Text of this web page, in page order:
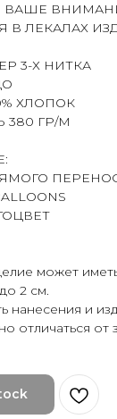
ВАШЕ
В ЛЕКАЛАХ
3-Х НИТКА
ХЛОПОК
380 ГР/М
может
2 см.
нанесения и
отличаться от